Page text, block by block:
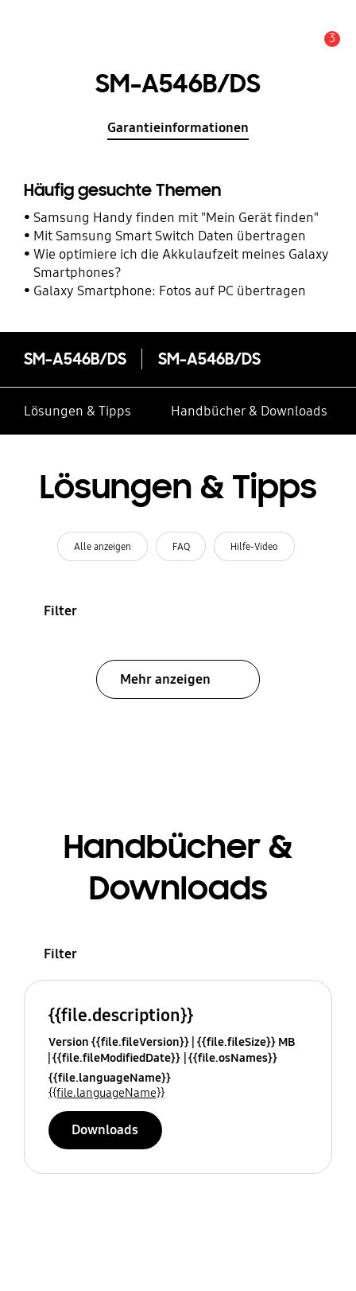
3
SM-A546B/DS
Garantieinformationen
Häufig gesuchte Themen
Samsung Handy finden mit "Mein Gerät finden"
Mit Samsung Smart Switch Daten übertragen
Wie optimiere ich die Akkulaufzeit meines Galaxy
Smartphones?
Galaxy Smartphone: Fotos auf PC übertragen
SM-A546B/DS SM-A546B/DS
Lösungen & Tipps Handbücher & Downloads
Lösungen & Tipps
Alle anzeigen FAQ Hilfe-Video
Filter
Mehr anzeigen
Handbücher &
Downloads
Filter
{{file.description}}
Version {{file.fileVersion}} {{file.fileSize}} MB
{{file.fileModifiedDate}} {{file.osNames}}
{{file.languageName}}
{{file.languageName}}
Downloads